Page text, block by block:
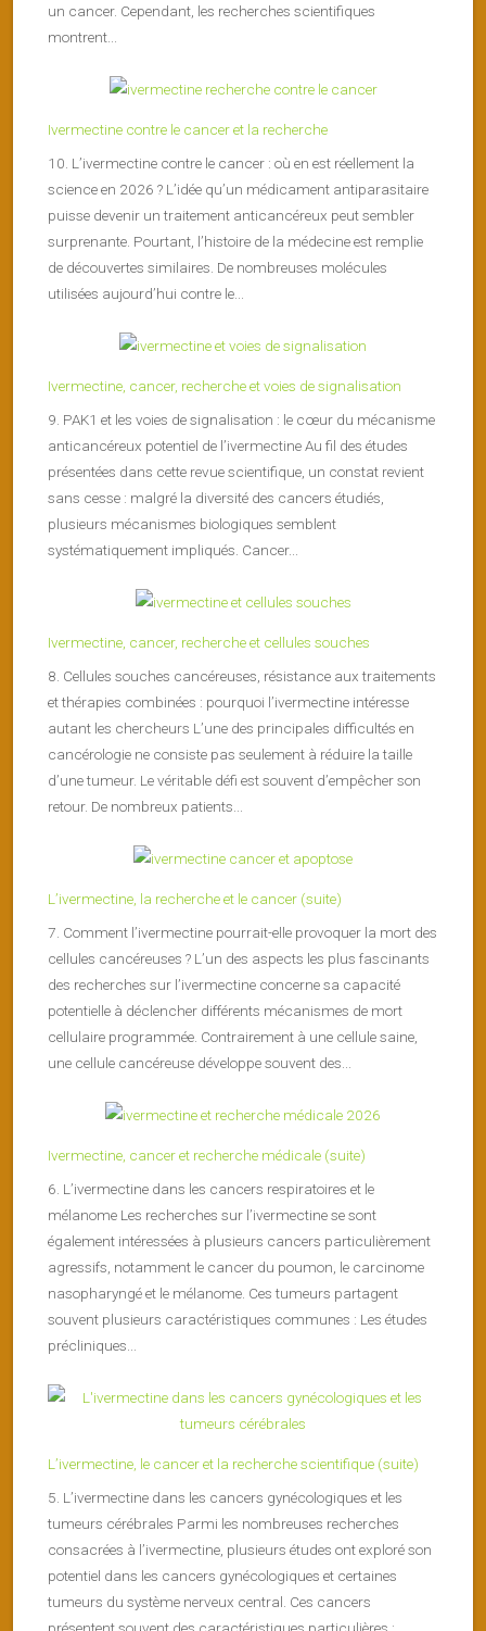
un cancer. Cependant, les recherches scientifiques
montrent...
Ivermectine contre le cancer et la recherche
10. L’ivermectine contre le cancer : où en est réellement la
science en 2026 ? L’idée qu’un médicament antiparasitaire
puisse devenir un traitement anticancéreux peut sembler
surprenante. Pourtant, l’histoire de la médecine est remplie
de découvertes similaires. De nombreuses molécules
utilisées aujourd’hui contre le...
Ivermectine, cancer, recherche et voies de signalisation
9. PAK1 et les voies de signalisation : le cœur du mécanisme
anticancéreux potentiel de l’ivermectine Au fil des études
présentées dans cette revue scientifique, un constat revient
sans cesse : malgré la diversité des cancers étudiés,
plusieurs mécanismes biologiques semblent
systématiquement impliqués. Cancer...
Ivermectine, cancer, recherche et cellules souches
8. Cellules souches cancéreuses, résistance aux traitements
et thérapies combinées : pourquoi l’ivermectine intéresse
autant les chercheurs L’une des principales difficultés en
cancérologie ne consiste pas seulement à réduire la taille
d’une tumeur. Le véritable défi est souvent d’empêcher son
retour. De nombreux patients...
L’ivermectine, la recherche et le cancer (suite)
7. Comment l’ivermectine pourrait-elle provoquer la mort des
cellules cancéreuses ? L’un des aspects les plus fascinants
des recherches sur l’ivermectine concerne sa capacité
potentielle à déclencher différents mécanismes de mort
cellulaire programmée. Contrairement à une cellule saine,
une cellule cancéreuse développe souvent des...
Ivermectine, cancer et recherche médicale (suite)
6. L’ivermectine dans les cancers respiratoires et le
mélanome Les recherches sur l’ivermectine se sont
également intéressées à plusieurs cancers particulièrement
agressifs, notamment le cancer du poumon, le carcinome
nasopharyngé et le mélanome. Ces tumeurs partagent
souvent plusieurs caractéristiques communes : Les études
précliniques...
L’ivermectine, le cancer et la recherche scientifique (suite)
5. L’ivermectine dans les cancers gynécologiques et les
tumeurs cérébrales Parmi les nombreuses recherches
consacrées à l’ivermectine, plusieurs études ont exploré son
potentiel dans les cancers gynécologiques et certaines
tumeurs du système nerveux central. Ces cancers